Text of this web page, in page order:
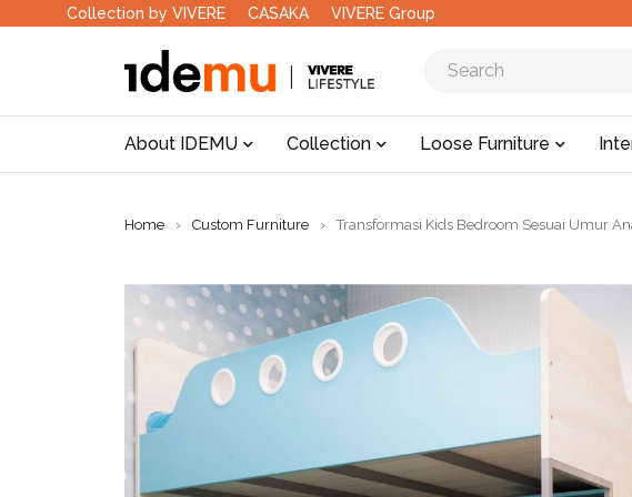
Collection by VIVERE CASAKA VIVERE Group
About IDEMU Collection Loose Furniture
Home › Custom Furniture › Transformasi Kids Bedroom Sesuai Umur